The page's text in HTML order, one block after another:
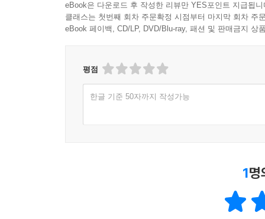
eBook은 다운로드 후 작성한 리뷰만 YES포인트 지급됩니
클래스는 첫번째 회차 주문확정 시점부터 마지막 회차 주
eBook 페이백, CD/LP, DVD/Blu-ray, 패션 및 판매금지 상
평점
한글 기준 50자까지 작성가능
1명